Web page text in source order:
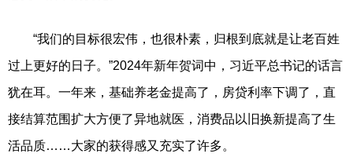
“我们的目标很宏伟，也很朴素，归根到底就是让老百姓
过上更好的日子。”2024年新年贺词中，习近平总书记的话言
犹在耳。一年来，基础养老金提高了，房贷利率下调了，直
接结算范围扩大方便了异地就医，消费品以旧换新提高了生
活品质……大家的获得感又充实了许多。